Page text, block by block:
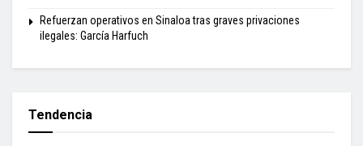
Refuerzan operativos en Sinaloa tras graves privaciones
ilegales: García Harfuch
Tendencia